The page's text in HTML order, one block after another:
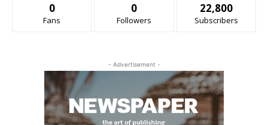
0
Fans
0
Followers
22,800
Subscribers
- Advertisement -